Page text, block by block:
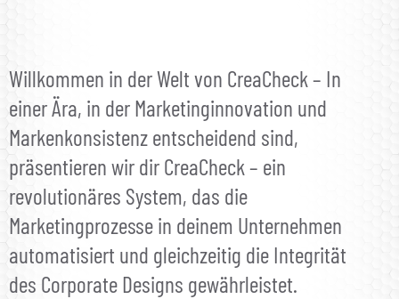
Willkommen in der Welt von CreaCheck – In
einer Ära, in der Marketinginnovation und
Markenkonsistenz entscheidend sind,
präsentieren wir dir CreaCheck – ein
revolutionäres System, das die
Marketingprozesse in deinem Unternehmen
automatisiert und gleichzeitig die Integrität
des Corporate Designs gewährleistet.